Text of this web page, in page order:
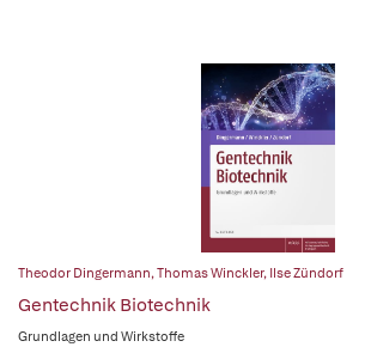
Theodor Dingermann,Thomas Winckler, Ilse Zündorf
Gentechnik Biotechnik
Grundlagen und Wirkstoffe